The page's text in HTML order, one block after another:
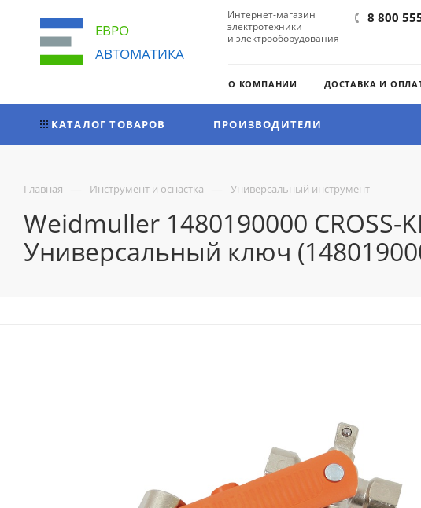
ЕВРО
АВТОМАТИКА
Интернет-магазин
электротехники
и электрооборудования
8 800
О КОМПАНИИ ДОСТАВКА И
КАТАЛОГ ТОВАРОВ ПРОИЗВОДИТЕЛИ
Главная — Инструмент и оснастка — Универсальный инструмент
Weidmuller 1480190000
Универсальный ключ